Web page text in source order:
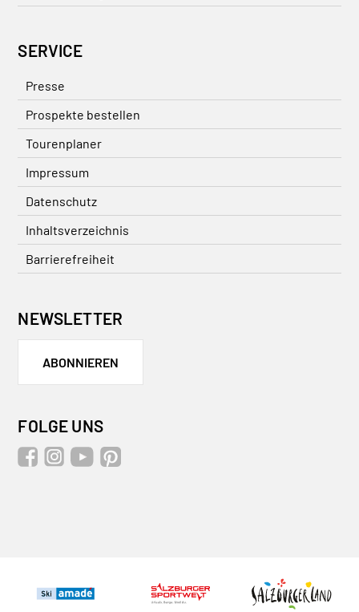
SERVICE
Presse
Prospekte bestellen
Tourenplaner
Impressum
Datenschutz
Inhaltsverzeichnis
Barrierefreiheit
NEWSLETTER
ABONNIEREN
FOLGE UNS